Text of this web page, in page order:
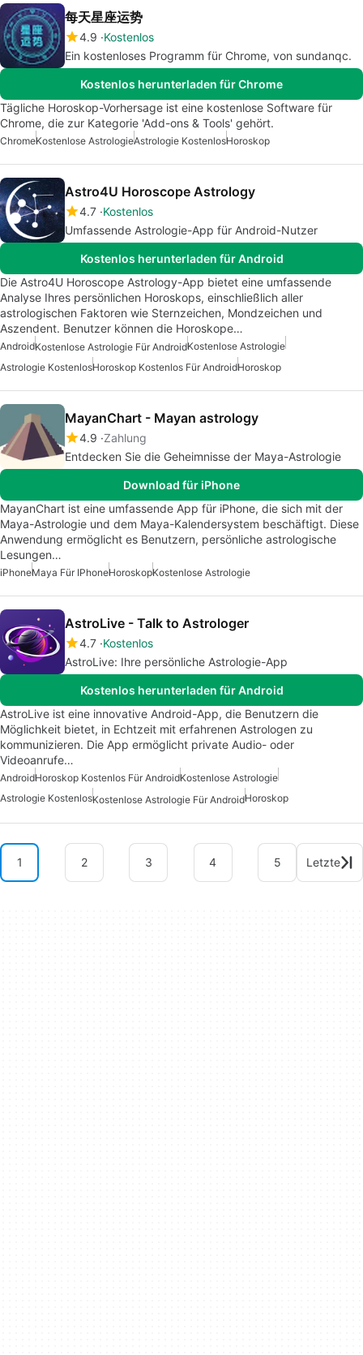
每天星座运势
4.9 Kostenlos
Ein kostenloses Programm für Chrome, von sundanqc.
Kostenlos herunterladen für Chrome
Tägliche Horoskop-Vorhersage ist eine kostenlose Software für
Chrome, die zur Kategorie 'Add-ons & Tools' gehört.
ChromeKostenlose AstrologieAstrologie KostenlosHoroskop
Astro4U Horoscope Astrology
4.7 Kostenlos
Umfassende Astrologie-App für Android-Nutzer
Kostenlos herunterladen für Android
Die Astro4U Horoscope Astrology-App bietet eine umfassende
Analyse Ihres persönlichen Horoskops, einschließlich aller
astrologischen Faktoren wie Sternzeichen, Mondzeichen und
Aszendent. Benutzer können die Horoskope…
AndroidKostenlose Astrologie Für AndroidKostenlose Astrologie
Astrologie KostenlosHoroskop Kostenlos Für AndroidHoroskop
MayanChart - Mayan astrology
4.9 Zahlung
Entdecken Sie die Geheimnisse der Maya-Astrologie
Download für iPhone
MayanChart ist eine umfassende App für iPhone, die sich mit der
Maya-Astrologie und dem Maya-Kalendersystem beschäftigt. Diese
Anwendung ermöglicht es Benutzern, persönliche astrologische
Lesungen…
iPhoneMaya Für IPhoneHoroskopKostenlose Astrologie
AstroLive - Talk to Astrologer
4.7 Kostenlos
AstroLive: Ihre persönliche Astrologie-App
Kostenlos herunterladen für Android
AstroLive ist eine innovative Android-App, die Benutzern die
Möglichkeit bietet, in Echtzeit mit erfahrenen Astrologen zu
kommunizieren. Die App ermöglicht private Audio- oder
Videoanrufe…
AndroidHoroskop Kostenlos Für AndroidKostenlose Astrologie
Astrologie KostenlosKostenlose Astrologie Für AndroidHoroskop
1 2 3 4 5 Letzte